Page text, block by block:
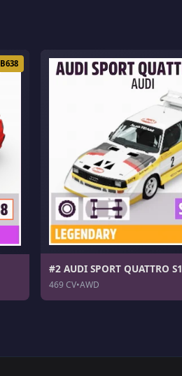
B638
#2 AUDI SPORT QUATTRO S1
469 CV•AWD